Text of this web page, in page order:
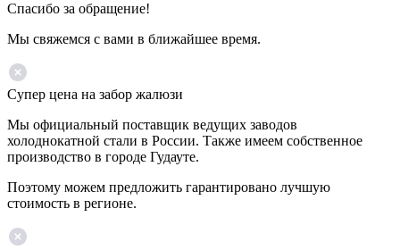
Спасибо за обращение!
Мы свяжемся с вами в ближайшее время.
Супер цена на забор жалюзи
Мы официальный поставщик ведущих заводов
холоднокатной стали в России. Также имеем собственное
производство в городе Гудауте.
Поэтому можем предложить гарантировано лучшую
стоимость в регионе.